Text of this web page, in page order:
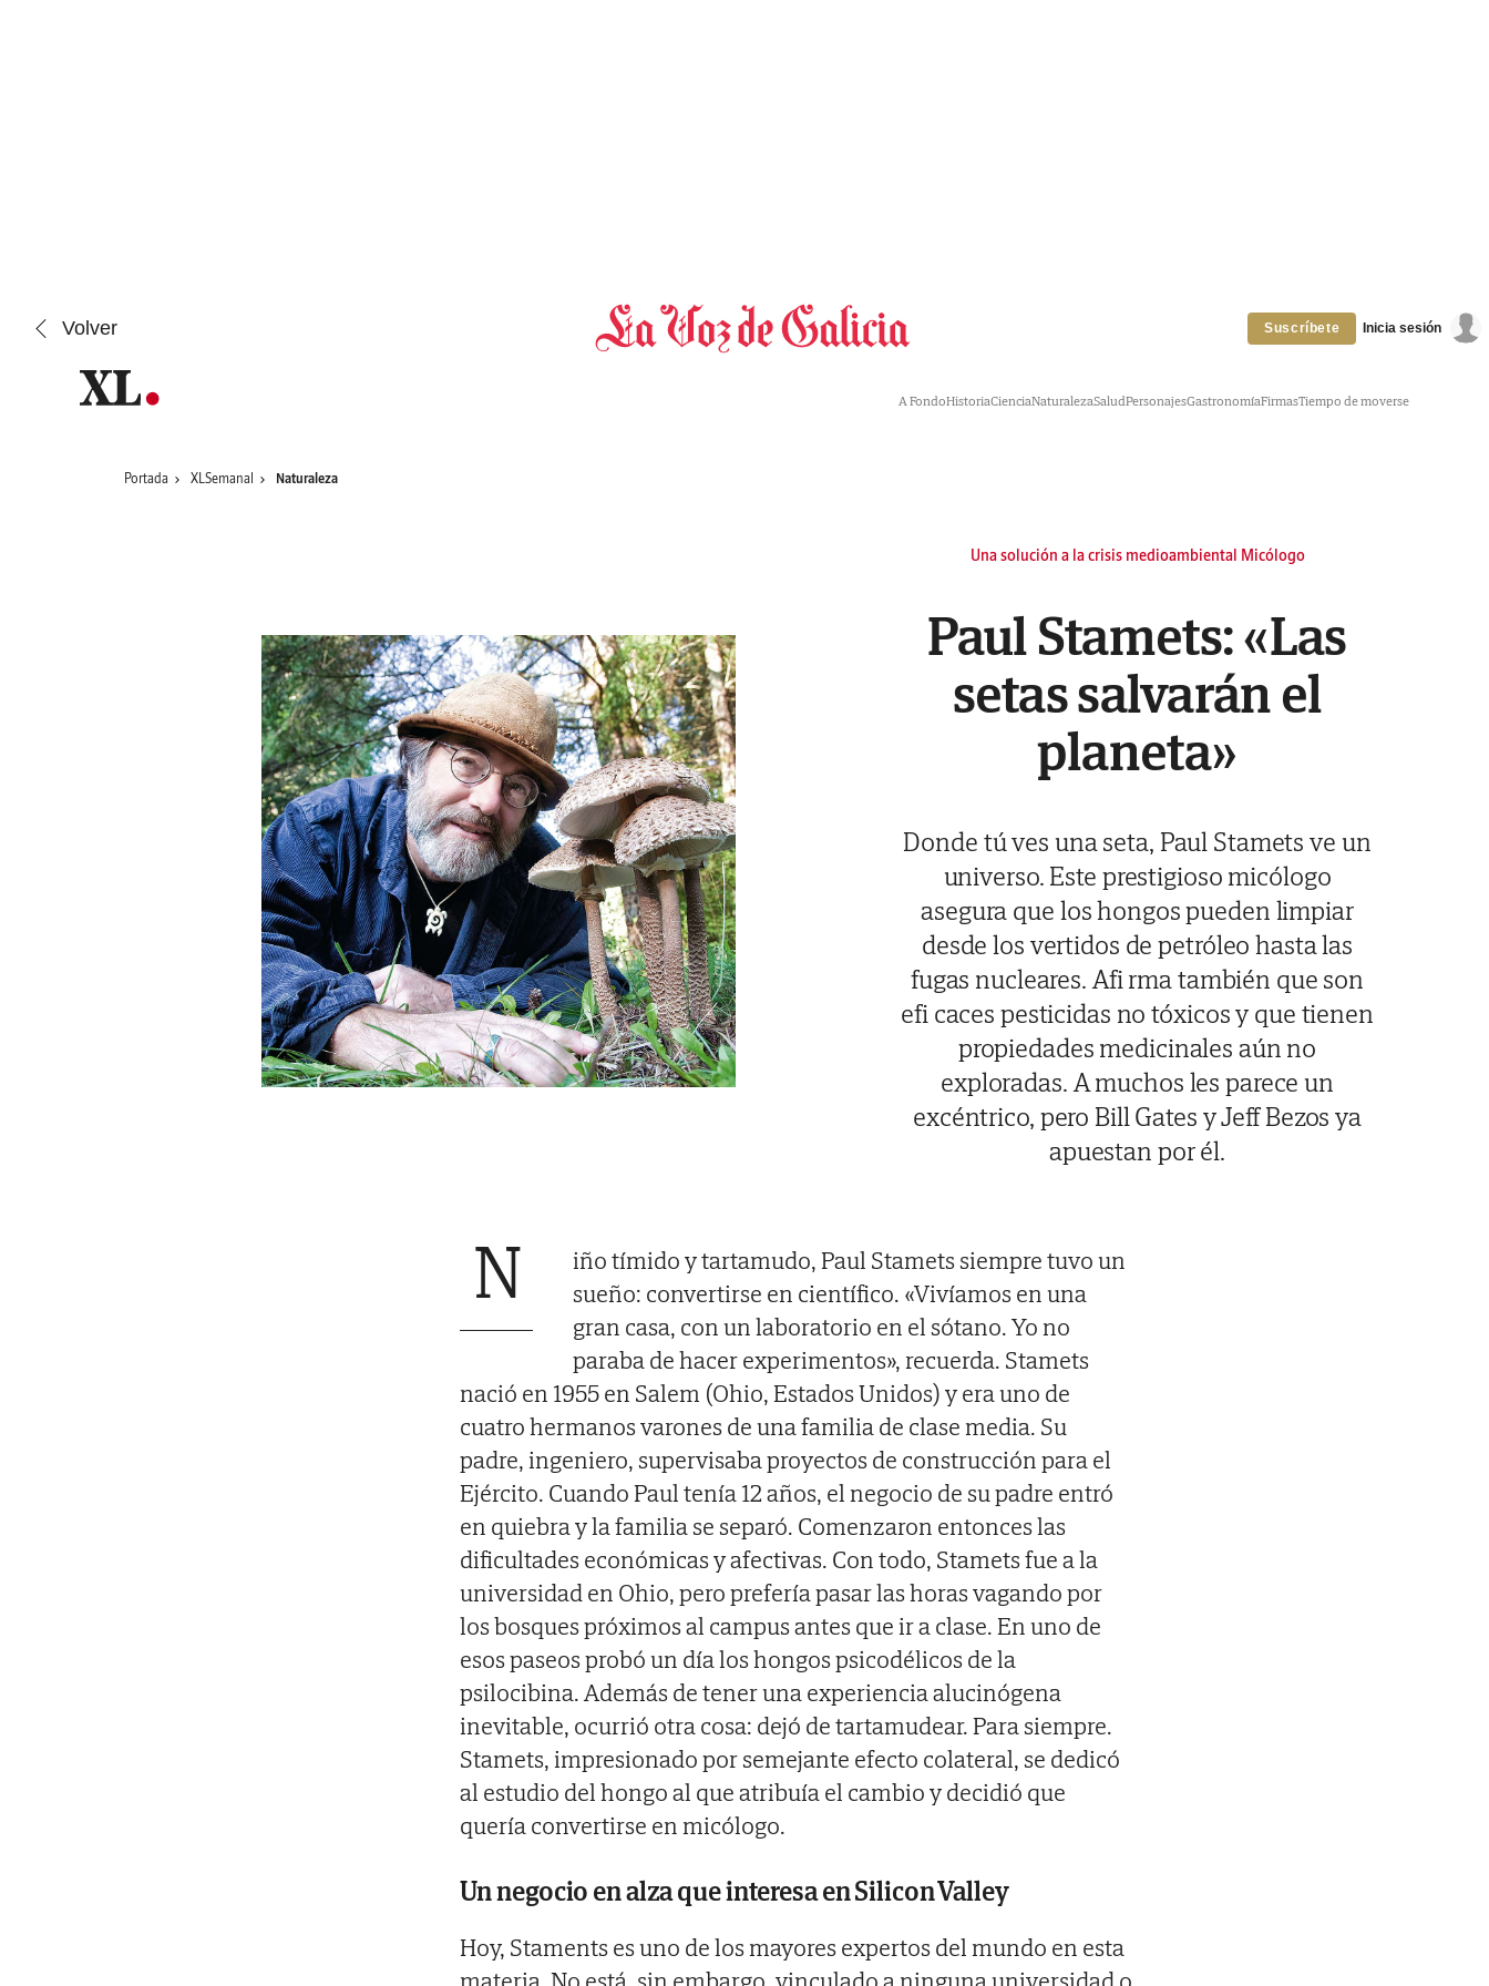
Volver Suscríbete Inicia sesión
A FondoHistoriaCienciaNaturalezaSaludPersonajesGastronomíaFirmasTiempo de moverse
Portada XLSemanal Naturaleza
Una solución a la crisis medioambiental Micólogo
Paul Stamets: «Las
setas salvarán el
planeta»
Donde tú ves una seta, Paul Stamets ve un
universo. Este prestigioso micólogo
asegura que los hongos pueden limpiar
desde los vertidos de petróleo hasta las
fugas nucleares. Afi rma también que son
efi caces pesticidas no tóxicos y que tienen
propiedades medicinales aún no
exploradas. A muchos les parece un
excéntrico, pero Bill Gates y Jeff Bezos ya
apuestan por él.
N
iño tímido y tartamudo, Paul Stamets siempre tuvo un
sueño: convertirse en científico. «Vivíamos en una
gran casa, con un laboratorio en el sótano. Yo no
paraba de hacer experimentos», recuerda. Stamets
nació en 1955 en Salem (Ohio, Estados Unidos) y era uno de
cuatro hermanos varones de una familia de clase media. Su
padre, ingeniero, supervisaba proyectos de construcción para el
Ejército. Cuando Paul tenía 12 años, el negocio de su padre entró
en quiebra y la familia se separó. Comenzaron entonces las
dificultades económicas y afectivas. Con todo, Stamets fue a la
universidad en Ohio, pero prefería pasar las horas vagando por
los bosques próximos al campus antes que ir a clase. En uno de
esos paseos probó un día los hongos psicodélicos de la
psilocibina. Además de tener una experiencia alucinógena
inevitable, ocurrió otra cosa: dejó de tartamudear. Para siempre.
Stamets, impresionado por semejante efecto colateral, se dedicó
al estudio del hongo al que atribuía el cambio y decidió que
quería convertirse en micólogo.
Un negocio en alza que interesa en Silicon Valley
Hoy, Staments es uno de los mayores expertos del mundo en esta